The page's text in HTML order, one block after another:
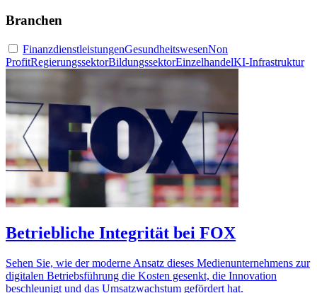
Branchen
FinanzdienstleistungenGesundheitswesenNon
ProfitRegierungssektorBildungssektorEinzelhandelKI-Infrastruktur
Betriebliche Integrität bei FOX
Sehen Sie, wie der moderne Ansatz dieses Medienunternehmens zur
digitalen Betriebsführung die Kosten gesenkt, die Innovation
beschleunigt und das Umsatzwachstum gefördert hat.